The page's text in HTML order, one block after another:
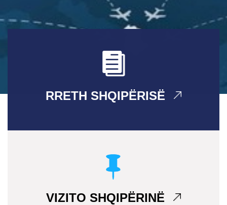
RRETH SHQIPËRISË
VIZITO SHQIPËRINË